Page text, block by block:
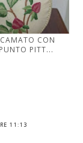
CON
PITT...
11:13